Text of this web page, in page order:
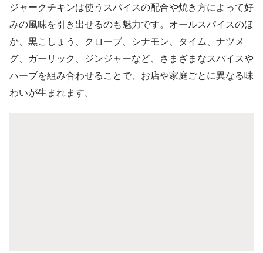
ジャークチキンは使うスパイスの配合や焼き方によって好
みの風味を引き出せるのも魅力です。オールスパイスのほ
か、黒こしょう、クローブ、シナモン、タイム、ナツメ
グ、ガーリック、ジンジャーなど、さまざまなスパイスや
ハーブを組み合わせることで、お店や家庭ごとに異なる味
わいが生まれます。